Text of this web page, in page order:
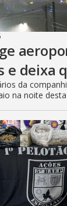
e deixa
da
na noite